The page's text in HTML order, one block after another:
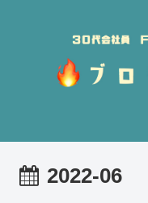
2022-06